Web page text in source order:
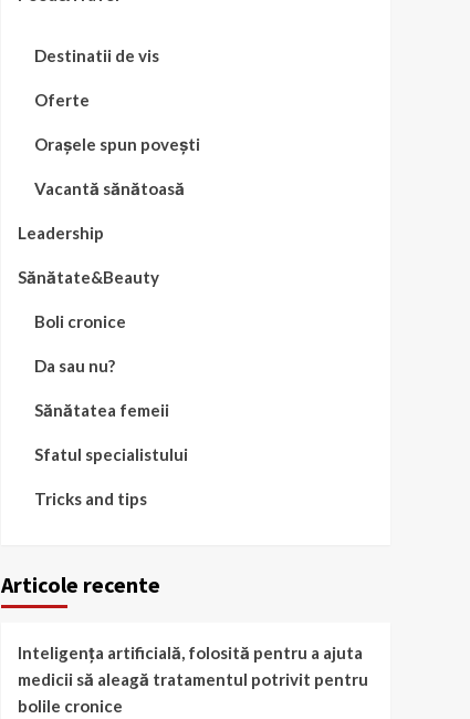
Destinatii de vis
Oferte
Orașele spun povești
Vacantă sănătoasă
Leadership
Sănătate&Beauty
Boli cronice
Da sau nu?
Sănătatea femeii
Sfatul specialistului
Tricks and tips
Articole recente
Inteligența artificială, folosită pentru a ajuta
medicii să aleagă tratamentul potrivit pentru
bolile cronice